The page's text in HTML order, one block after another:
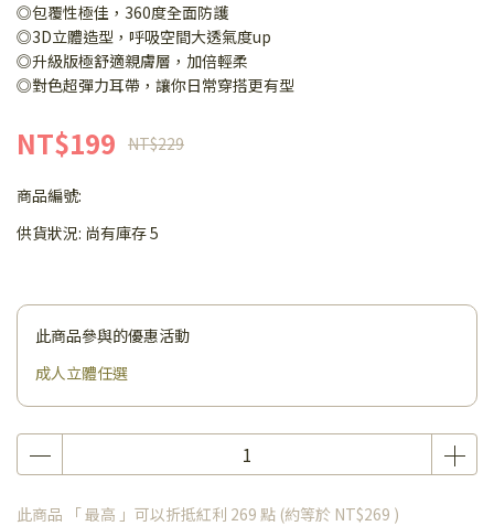
◎包覆性極佳，360度全面防護
◎3D立體造型，呼吸空間大透氣度up
◎升級版極舒適親膚層，加倍輕柔
◎對色超彈力耳帶，讓你日常穿搭更有型
NT$199 NT$229
商品編號:
供貨狀況: 尚有庫存 5
此商品參與的優惠活動
成人立體任選
此商品 「 最高 」可以折抵紅利 269 點 (約等於 NT$269 )